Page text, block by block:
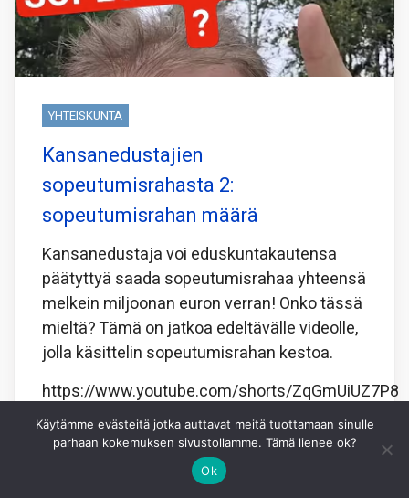
YHTEISKUNTA
Kansanedustajien
sopeutumisrahasta 2:
sopeutumisrahan määrä
Kansanedustaja voi eduskuntakautensa
päätyttyä saada sopeutumisrahaa yhteensä
melkein miljoonan euron verran! Onko tässä
mieltä? Tämä on jatkoa edeltävälle videolle,
jolla käsittelin sopeutumisrahan kestoa.
https://www.youtube.com/shorts/ZqGmUiUZ7P8
Jaa tämä:
X
Käytämme evästeitä jotka auttavat meitä tuottamaan sinulle
parhaan kokemuksen sivustollamme. Tämä lienee ok?
Ok